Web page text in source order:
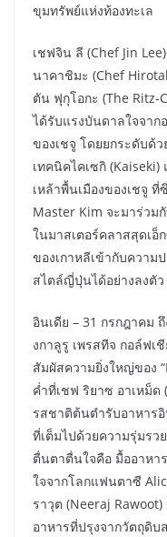
ขุมทรัพย์แห่งท้องทะเล
เชฟจิน ลี (Chef Jin
นาคาชิมะ (Chef
ตัน ฟุกุโอกะ (The Ritz-
ได้รับแรงบันดาลใจจา
ของเชจู โดยยกระดับด้
เทคนิคไคเซกิ (Kaiseki)
เหล้าพื้นเมืองของเชจู
Master Kim จะมาร่วม
ในมาสเตอร์คลาสสุดเ
ของเกาหลีเข้ากับความ
สไตล์ญี่ปุ่นได้อย่างลงตัว
อินเดีย – 31 กรกฎาคม
งกาลูรู เพรสทีจ กอล์ฟเ
สัมผัสความยิ่งใหญ่ของ
ค่ำที่เชฟ ริยาซ อาเหม็ด
รสชาติต้นตำรับอาหาร
ที่เต็มไปด้วยความรุ่มร
ตื่นตาตื่นใจคือ มื้ออาหา
ใจจากโลกแฟนตาซี
ราวุต (Neeraj
อาหารที่ปรุงจากวัตถุดิ